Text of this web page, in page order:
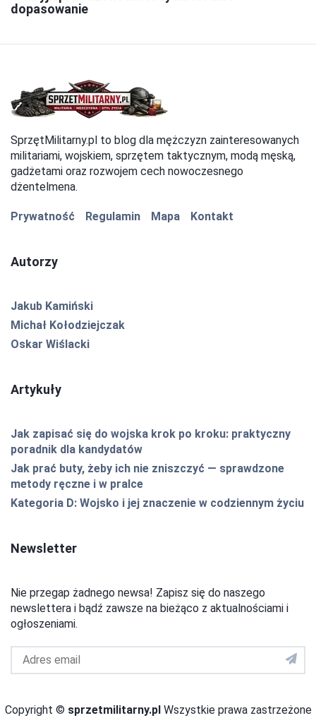
dopasowanie
SprzętMilitarny.pl to blog dla mężczyzn zainteresowanych
militariami, wojskiem, sprzętem taktycznym, modą męską,
gadżetami oraz rozwojem cech nowoczesnego
dżentelmena.
Prywatność Regulamin Mapa Kontakt
Autorzy
Jakub Kamiński
Michał Kołodziejczak
Oskar Wiślacki
Artykuły
Jak zapisać się do wojska krok po kroku: praktyczny
poradnik dla kandydatów
Jak prać buty, żeby ich nie zniszczyć — sprawdzone
metody ręczne i w pralce
Kategoria D: Wojsko i jej znaczenie w codziennym życiu
Newsletter
Nie przegap żadnego newsa! Zapisz się do naszego
newslettera i bądź zawsze na bieżąco z aktualnościami i
ogłoszeniami.
Adres
email
Copyright © sprzetmilitarny.plWszystkie prawa zastrzeżone